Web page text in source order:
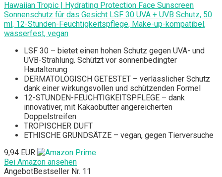
Hawaiian Tropic | Hydrating Protection Face Sunscreen
Sonnenschutz für das Gesicht LSF 30 UVA + UVB Schutz, 50
ml, 12-Stunden-Feuchtigkeitspflege, Make-up-kompatibel,
wasserfest, vegan
LSF 30 – bietet einen hohen Schutz gegen UVA- und
UVB-Strahlung. Schützt vor sonnenbedingter
Hautalterung
DERMATOLOGISCH GETESTET – verlässlicher Schutz
dank einer wirkungsvollen und schützenden Formel
12-STUNDEN-FEUCHTIGKEITSPFLEGE – dank
innovativer, mit Kakaobutter angereicherten
Doppelstreifen
TROPISCHER DUFT
ETHISCHE GRUNDSÄTZE – vegan, gegen Tierversuche
9,94 EUR
Bei Amazon ansehen
AngebotBestseller Nr. 11